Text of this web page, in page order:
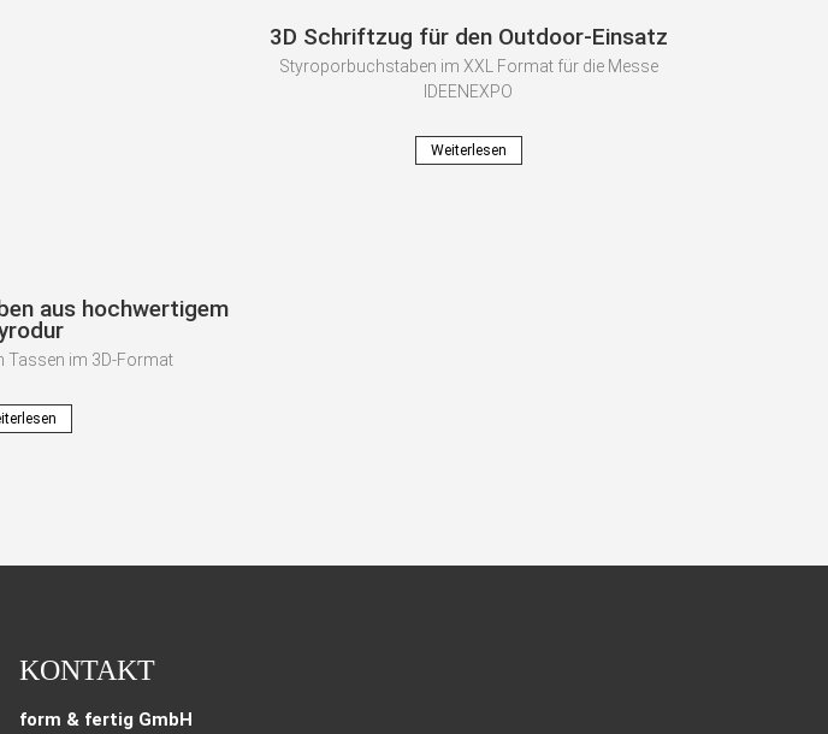
aus hochwertigem
Tassen im 3D-Format
3D Schriftzug für den Outdoor-Einsatz
Styroporbuchstaben im XXL Format für die Messe
IDEENEXPO
Weiterlesen
KONTAKT
form & fertig GmbH